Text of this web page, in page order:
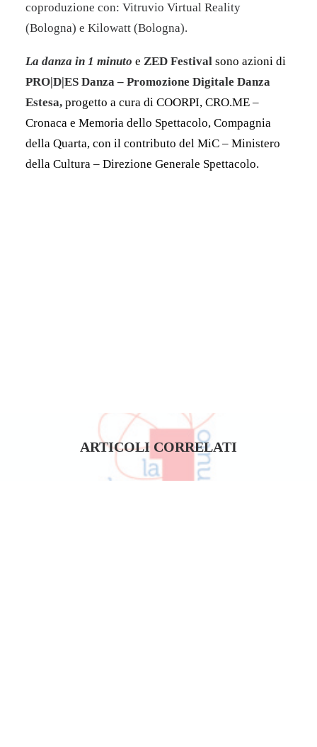
coproduzione con: Vitruvio Virtual Reality
(Bologna) e Kilowatt (Bologna).
La danza in 1 minuto e ZED Festival sono azioni di
PRO|D|ES Danza – Promozione Digitale Danza
Estesa, progetto a cura di COORPI, CRO.ME –
Cronaca e Memoria dello Spettacolo, Compagnia
della Quarta, con il contributo del MiC – Ministero
della Cultura – Direzione Generale Spettacolo.
ARTICOLI CORRELATI